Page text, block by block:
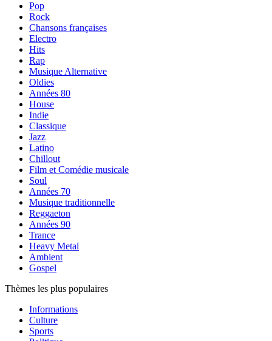
Pop
Rock
Chansons françaises
Electro
Hits
Rap
Musique Alternative
Oldies
Années 80
House
Indie
Classique
Jazz
Latino
Chillout
Film et Comédie musicale
Soul
Années 70
Musique traditionnelle
Reggaeton
Années 90
Trance
Heavy Metal
Ambient
Gospel
Thèmes les plus populaires
Informations
Culture
Sports